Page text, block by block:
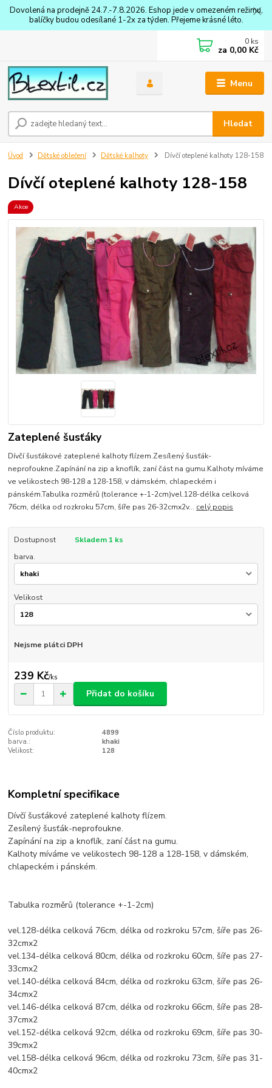
Dovolená na prodejně 24.7.-7.8.2026. Eshop jede v omezeném režimu,
balíčky budou odesílané 1-2x za týden. Přejeme krásné léto.
Menu
Hledat
0 ks
za 0,00 Kč
Úvod Dětské oblečení Dětské kalhoty Dívčí oteplené kalhoty 128-158
Dívčí oteplené kalhoty 128-158
Akce
Zateplené šusťáky
Dívčí šusťákové zateplené kalhoty flízem.Zesílený šusťák-
neprofoukne.Zapínání na zip a knoflík, zaní část na gumu.Kalhoty míváme
ve velikostech 98-128 a 128-158, v dámském, chlapeckém i
pánském.Tabulka rozměrů (tolerance +-1-2cm)vel.128-délka celková
76cm, délka od rozkroku 57cm, šíře pas 26-32cmx2v... celý popis
Dostupnost
Skladem 1 ks
barva.
Velikost
Nejsme plátci DPH
239 Kč/ks
Přidat do košíku
Číslo produktu:
4899
barva.:
khaki
Velikost:
128
Kompletní specifikace
Dívčí šusťákové zateplené kalhoty flízem.
Zesílený šusťák-neprofoukne.
Zapínání na zip a knoflík, zaní část na gumu.
Kalhoty míváme ve velikostech 98-128 a 128-158, v dámském,
chlapeckém i pánském.
Tabulka rozměrů (tolerance +-1-2cm)
vel.128-délka celková 76cm, délka od rozkroku 57cm, šíře pas 26-
32cmx2
vel.134-délka celková 80cm, délka od rozkroku 60cm, šíře pas 27-
33cmx2
vel.140-délka celková 84cm, délka od rozkroku 63cm, šíře pas 26-
34cmx2
vel.146-délka celková 87cm, délka od rozkroku 66cm, šíře pas 28-
37cmx2
vel.152-délka celková 92cm, délka od rozkroku 69cm, šíře pas 30-
39cmx2
vel.158-délka celková 96cm, délka od rozkroku 73cm, šíře pas 31-
40cmx2